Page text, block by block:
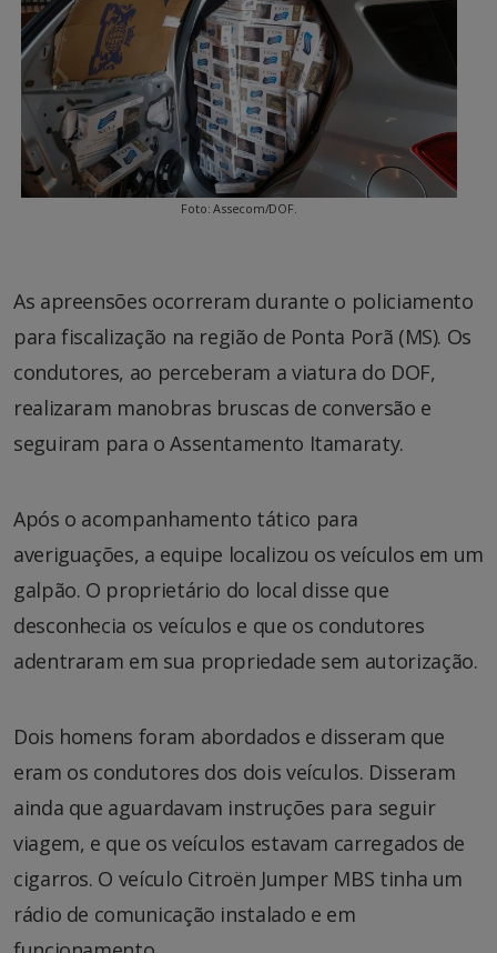
Foto: Assecom/DOF.
As apreensões ocorreram durante o policiamento
para fiscalização na região de Ponta Porã (MS). Os
condutores, ao perceberam a viatura do DOF,
realizaram manobras bruscas de conversão e
seguiram para o Assentamento Itamaraty.
Após o acompanhamento tático para
averiguações, a equipe localizou os veículos em um
galpão. O proprietário do local disse que
desconhecia os veículos e que os condutores
adentraram em sua propriedade sem autorização.
Dois homens foram abordados e disseram que
eram os condutores dos dois veículos. Disseram
ainda que aguardavam instruções para seguir
viagem, e que os veículos estavam carregados de
cigarros. O veículo Citroën Jumper MBS tinha um
rádio de comunicação instalado e em